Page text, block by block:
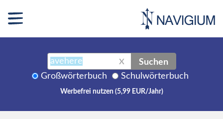
X Suchen
Großwörterbuch Schulwörterbuch
Werbefrei nutzen (5,99 EUR/Jahr)